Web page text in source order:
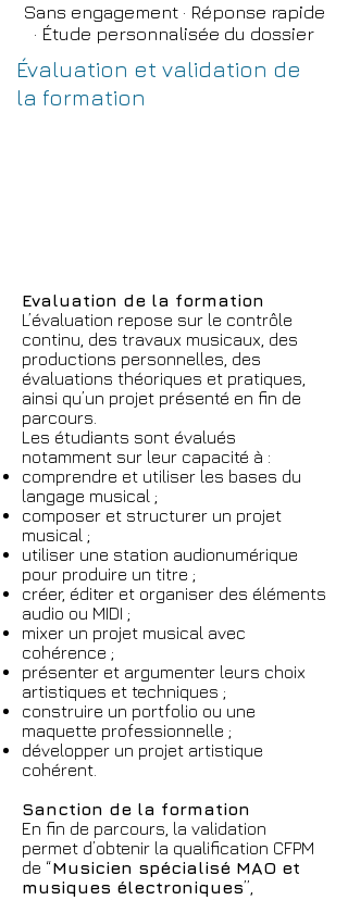
Sans engagement · Réponse rapide
· Étude personnalisée du dossier
Évaluation et validation de
la formation
Evaluation de la formation
L’évaluation repose sur le contrôle
continu, des travaux musicaux, des
productions personnelles, des
évaluations théoriques et pratiques,
ainsi qu’un projet présenté en fin de
parcours.
Les étudiants sont évalués
notamment sur leur capacité à :
comprendre et utiliser les bases du
langage musical ;
composer et structurer un projet
musical ;
utiliser une station audionumérique
pour produire un titre ;
créer, éditer et organiser des éléments
audio ou MIDI ;
mixer un projet musical avec
cohérence ;
présenter et argumenter leurs choix
artistiques et techniques ;
construire un portfolio ou une
maquette professionnelle ;
développer un projet artistique
cohérent.
Sanction de la formation
En fin de parcours, la validation
permet d’obtenir la qualification CFPM
de “Musicien spécialisé MAO et
musiques électroniques”,